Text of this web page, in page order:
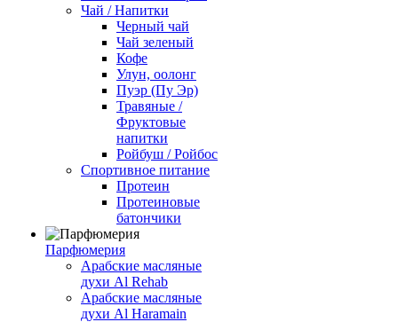
Чай / Напитки
Черный чай
Чай зеленый
Кофе
Улун, оолонг
Пуэр (Пу Эр)
Травяные /
Фруктовые
напитки
Ройбуш / Ройбос
Спортивное питание
Протеин
Протеиновые
батончики
Парфюмерия
Арабские масляные
духи Al Rehab
Арабские масляные
духи Al Haramain